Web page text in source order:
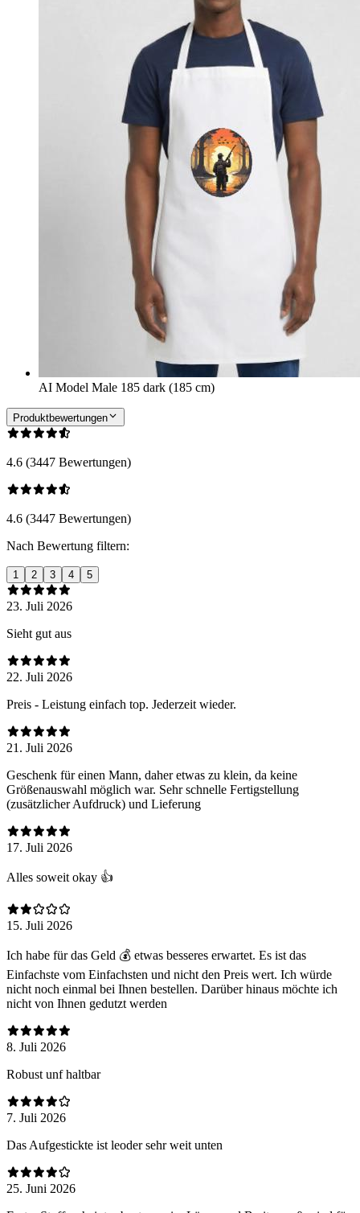
AI Model Male 185 dark (185 cm)
Produktbewertungen
4.6 (3447 Bewertungen)
4.6 (3447 Bewertungen)
Nach Bewertung filtern:
1 2 3 4 5
23. Juli 2026
Sieht gut aus
22. Juli 2026
Preis - Leistung einfach top. Jederzeit wieder.
21. Juli 2026
Geschenk für einen Mann, daher etwas zu klein, da keine
Größenauswahl möglich war. Sehr schnelle Fertigstellung
(zusätzlicher Aufdruck) und Lieferung
17. Juli 2026
Alles soweit okay 👍
15. Juli 2026
Ich habe für das Geld 💰 etwas besseres erwartet. Es ist das
Einfachste vom Einfachsten und nicht den Preis wert. Ich würde
nicht noch einmal bei Ihnen bestellen. Darüber hinaus möchte ich
nicht von Ihnen gedutzt werden
8. Juli 2026
Robust unf haltbar
7. Juli 2026
Das Aufgestickte ist leoder sehr weit unten
25. Juni 2026